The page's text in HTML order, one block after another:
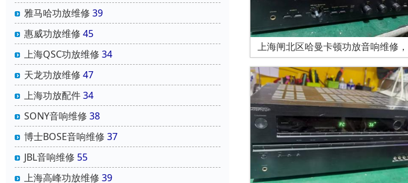
雅马哈功放维修 39
惠威功放维修 45
上海QSC功放维修 34
天龙功放维修 47
上海功放配件34
SONY音响维修 38
博士BOSE音响维修 37
JBL音响维修 55
上海高峰功放维修 39
上海闸北区哈曼卡顿功放音响维修，